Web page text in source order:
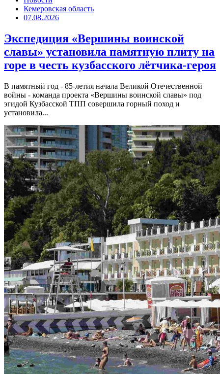
Кемеровская область
07.08.2026
Экспедиция «Вершины воинской
славы» установила памятную плиту на
горе в честь кузбасского лётчика-героя
В памятный год - 85-летия начала Великой Отечественной
войны - команда проекта «Вершины воинской славы» под
эгидой Кузбасской ТПП совершила горный поход и
установила...